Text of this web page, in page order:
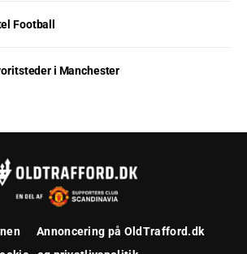
Football
i Manchester
Annoncering på OldTrafford.dk